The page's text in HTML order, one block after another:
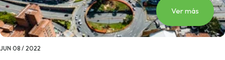
Ver más
JUN 08 / 2022